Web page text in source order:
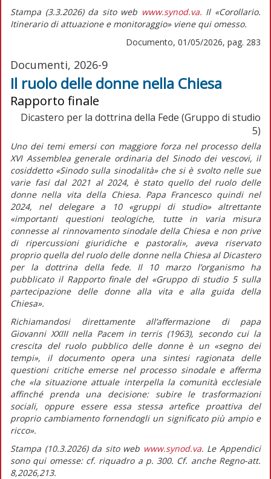
Stampa (3.3.2026) da sito web www.synod.va. Il «Corollario.
Itinerario di attuazione e monitoraggio» viene qui omesso.
Documento, 01/05/2026, pag. 283
Documenti, 2026-9
Il ruolo delle donne nella Chiesa
Rapporto finale
Dicastero per la dottrina della Fede (Gruppo di studio
5)
Uno dei temi emersi con maggiore forza nel processo della
XVI Assemblea generale ordinaria del Sinodo dei vescovi, il
cosiddetto «Sinodo sulla sinodalità» che si è svolto nelle sue
varie fasi dal 2021 al 2024, è stato quello del ruolo delle
donne nella vita della Chiesa. Papa Francesco quindi nel
2024, nel delegare a 10 «gruppi di studio» altrettante
«importanti questioni teologiche, tutte in varia misura
connesse al rinnovamento sinodale della Chiesa e non prive
di ripercussioni giuridiche e pastorali», aveva riservato
proprio quella del ruolo delle donne nella Chiesa al Dicastero
per la dottrina della fede. Il 10 marzo l’organismo ha
pubblicato il Rapporto finale del «Gruppo di studio 5 sulla
partecipazione delle donne alla vita e alla guida della
Chiesa».
Richiamandosi direttamente all’affermazione di papa
Giovanni XXIII nella Pacem in terris (1963), secondo cui la
crescita del ruolo pubblico delle donne è un «segno dei
tempi», il documento opera una sintesi ragionata delle
questioni critiche emerse nel processo sinodale e afferma
che«la situazione attuale interpella la comunità ecclesiale
affinché prenda una decisione: subire le trasformazioni
sociali, oppure essere essa stessa artefice proattiva del
proprio cambiamento fornendogli un significato più ampio e
ricco».
Stampa (10.3.2026) da sito web www.synod.va. Le Appendici
sono qui omesse: cf. riquadro a p. 300. Cf. anche Regno-att.
8,2026,213.